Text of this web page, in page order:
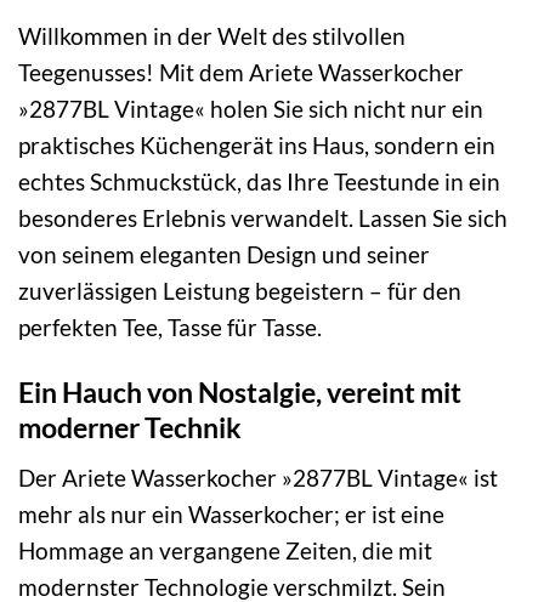
Willkommen in der Welt des stilvollen
Teegenusses! Mit dem Ariete Wasserkocher
»2877BL Vintage« holen Sie sich nicht nur ein
praktisches Küchengerät ins Haus, sondern ein
echtes Schmuckstück, das Ihre Teestunde in ein
besonderes Erlebnis verwandelt. Lassen Sie sich
von seinem eleganten Design und seiner
zuverlässigen Leistung begeistern – für den
perfekten Tee, Tasse für Tasse.
Ein Hauch von Nostalgie, vereint mit
moderner Technik
Der Ariete Wasserkocher »2877BL Vintage« ist
mehr als nur ein Wasserkocher; er ist eine
Hommage an vergangene Zeiten, die mit
modernster Technologie verschmilzt. Sein